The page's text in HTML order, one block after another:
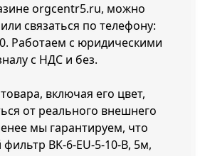
orgcentr5.ru, можно
связаться по телефону:
. Работаем с юридическими
с НДС и без.
включая его цвет,
от реального внешнего
мы гарантируем, что
BK-6-EU-5-10-B, 5м,